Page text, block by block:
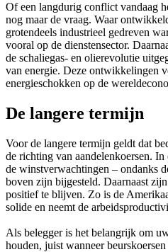
Of een langdurig conflict vandaag
nog maar de vraag. Waar
grotendeels industrieel gedreven
vooral op de dienstensector.
de schaliegas- en olierevolutie
van energie. Deze ontwikkelingen
energieschokken op de
De langere termijn
Voor de langere termijn geldt dat
de richting van aandelenkoersen.
de winstverwachtingen – ondanks
boven zijn bijgesteld. Daarnaast
positief te blijven. Zo is de
solide en neemt de
Als belegger is het belangrijk om
houden, juist wanneer